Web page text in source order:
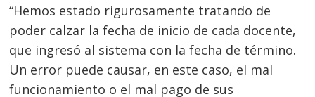
“Hemos estado rigurosamente tratando de
poder calzar la fecha de inicio de cada docente,
que ingresó al sistema con la fecha de término.
Un error puede causar, en este caso, el mal
funcionamiento o el mal pago de sus